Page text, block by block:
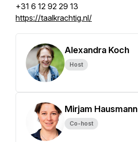
+31 6 12 92 29 13
https://taalkrachtig.nl/
Alexandra Koch
Host
Mirjam Hausmann
Co-host